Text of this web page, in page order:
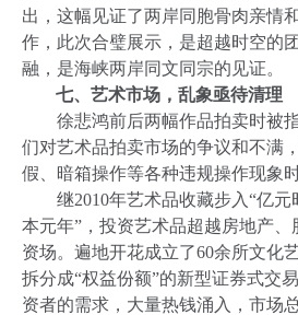
出，这幅见证了两岸同胞骨肉亲情
作，此次合璧展示，是超越时空的
融，是海峡两岸同文同宗的见证。
七、艺术市场，乱象亟待清理
徐悲鸿前后两幅作品拍卖时被
们对艺术品拍卖市场的争议和不满
假、暗箱操作等各种违规操作现象
继2010年艺术品收藏步入“亿元
本元年”，投资艺术品超越房地产
资场。遍地开花成立了60余所文化
拆分成“权益份额”的新型证券式交
资者的需求，大量热钱涌入，市场